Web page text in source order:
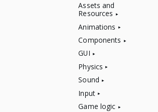
Assets and
Resources
Animations
Components
GUI
Physics
Sound
Input
Game logic